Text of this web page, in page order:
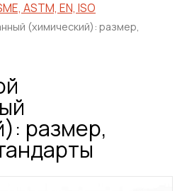
ASTM, EN, ISO
(химический): размер,
размер,